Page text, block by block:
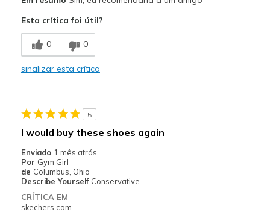
Comfortable
Width
Sizing
Feels true to size
Esta crítica foi útil?
0 0
sinalizar esta crítica
5
I would buy these shoes again
Enviado 1 mês atrás
Por Gym Girl
de Columbus, Ohio
Describe Yourself Conservative
CRÍTICA EM
skechers.com